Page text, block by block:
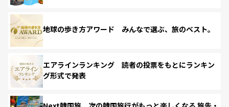
地球の歩き方アワード みんなで選ぶ、旅のベスト。
エアラインランキング 読者の投票をもとにランキン
グ形式で発表